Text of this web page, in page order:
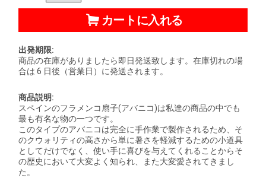
カートに入れる
出発期限:
商品の在庫がありましたら即日発送致します。在庫切れの場
合は 6 日後（営業日）に発送されます。
商品説明:
スペインのフラメンコ扇子(アバニコ)は私達の商品の中でも
最も有名な物の一つです。
このタイプのアバニコは完全に手作業で製作されるため、そ
のクウォリティの高さから単に暑さを軽減するための小道具
としてだけでなく、使い手に喜びを与えてくれることからそ
の歴史において大変よく知られ、また大変愛されてきまし
た。